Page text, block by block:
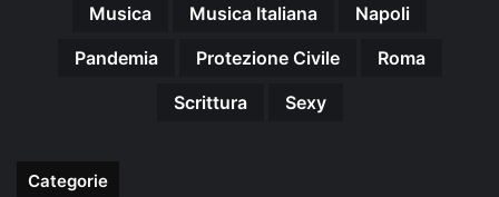
Musica
Musica Italiana
Napoli
Pandemia
Protezione Civile
Roma
Scrittura
Sexy
Categorie